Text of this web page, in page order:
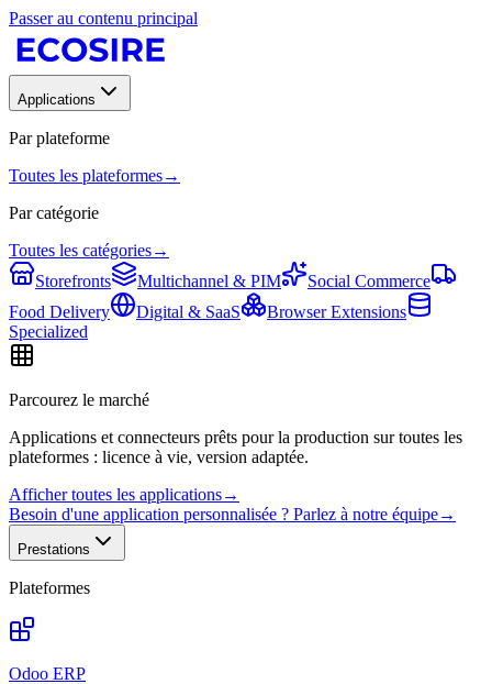
Passer au contenu principal
Applications
Par plateforme
Toutes les plateformes→
Par catégorie
Toutes les catégories→
Storefronts
Multichannel & PIM
Social Commerce
Food Delivery
Digital & SaaS
Browser Extensions
Specialized
Parcourez le marché
Applications et connecteurs prêts pour la production sur toutes les
plateformes : licence à vie, version adaptée.
Afficher toutes les applications→
Besoin d'une application personnalisée ? Parlez à notre équipe→
Prestations
Plateformes
Odoo ERP